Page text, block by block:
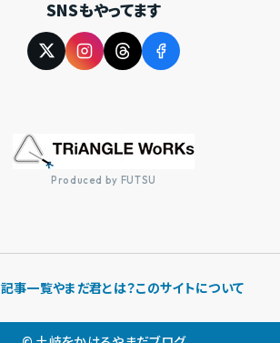
SNSもやってます
Produced by FUTSU
記事一覧やまだ君とは？このサイトについて